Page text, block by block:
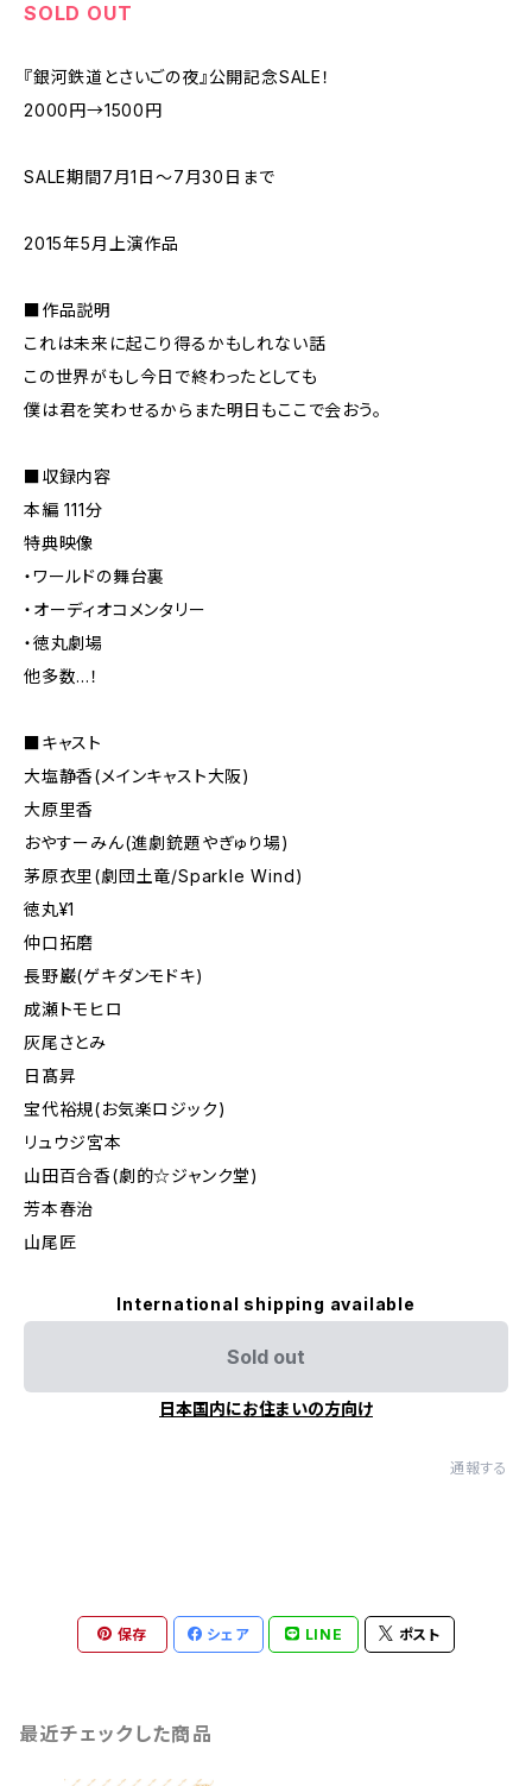
SOLD OUT
『銀河鉄道とさいごの夜』公開記念SALE！
2000円→1500円
SALE期間7月1日〜7月30日まで
2015年5月上演作品
■作品説明
これは未来に起こり得るかもしれない話
この世界がもし今日で終わったとしても
僕は君を笑わせるからまた明日もここで会おう。
■収録内容
本編 111分
特典映像
・ワールドの舞台裏
・オーディオコメンタリー
・徳丸劇場
他多数…！
■キャスト
大塩静香(メインキャスト大阪)
大原里香
おやすーみん(進劇銃題やぎゅり場)
茅原衣里(劇団土竜/Sparkle Wind)
徳丸¥1
仲口拓磨
長野巌(ゲキダンモドキ)
成瀬トモヒロ
灰尾さとみ
日髙昇
宝代裕規(お気楽ロジック)
リュウジ宮本
山田百合香(劇的☆ジャンク堂)
芳本春治
山尾匠
International shipping available
Sold out
日本国内にお住まいの方向け
通報する
保存 シェア LINE ポスト
最近チェックした商品